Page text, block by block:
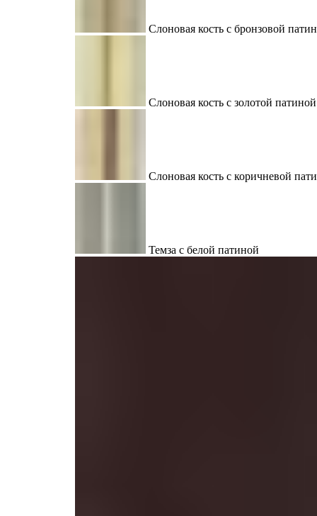
Слоновая кость с бронзовой
Слоновая кость с золотой патиной
Слоновая кость с коричневой
Темза с белой патиной